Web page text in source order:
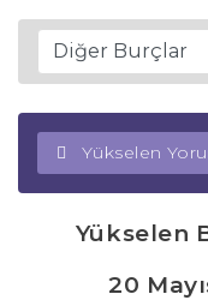
Yükselen
Yükselen
20